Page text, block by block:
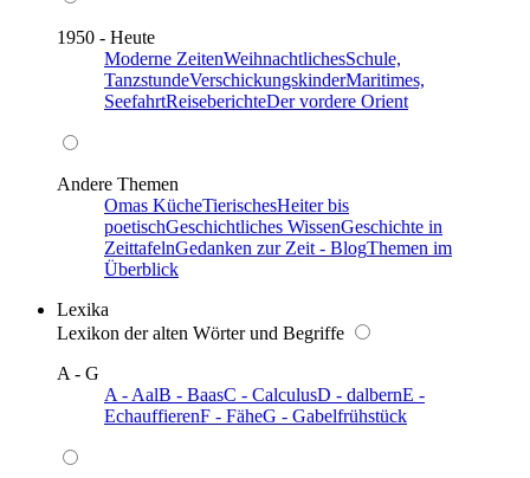
1950 - Heute
Moderne ZeitenWeihnachtlichesSchule,
TanzstundeVerschickungskinderMaritimes,
SeefahrtReiseberichteDer vordere Orient
Andere Themen
Omas KücheTierischesHeiter bis
poetischGeschichtliches WissenGeschichte in
ZeittafelnGedanken zur Zeit - BlogThemen im
Überblick
Lexika
Lexikon der alten Wörter und Begriffe
A - G
A - AalB - BaasC - CalculusD - dalbernE -
EchauffierenF - FäheG - Gabelfrühstück